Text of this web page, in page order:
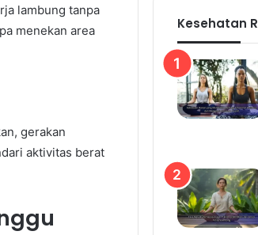
lambung tanpa
menekan area
gerakan
aktivitas berat
Kesehatan